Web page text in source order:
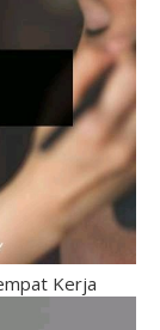
Kerja